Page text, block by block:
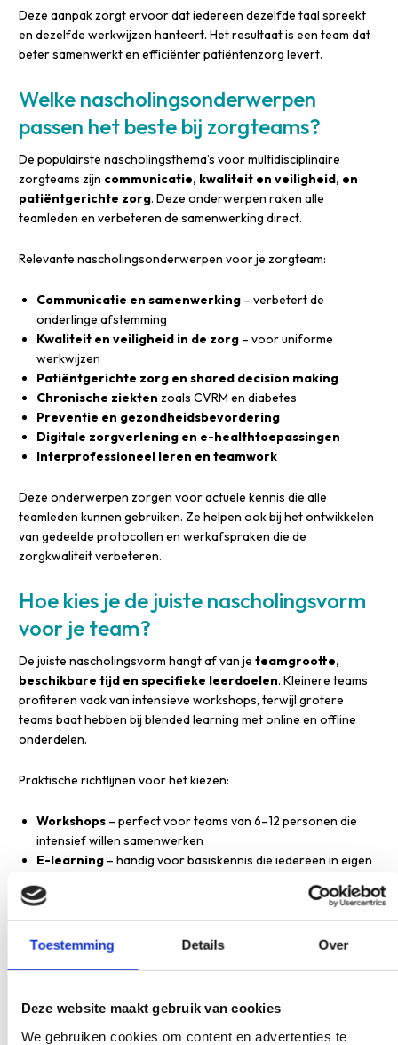
Toestemming Details Over
Deze website maakt gebruik van cookies
We gebruiken cookies om content en advertenties te
Deze aanpak zorgt ervoor dat iedereen dezelfde taal spreekt
en dezelfde werkwijzen hanteert. Het resultaat is een team dat
beter samenwerkt en efficiënter patiëntenzorg levert.
Welke nascholingsonderwerpen
passen het beste bij zorgteams?
De populairste nascholingsthema’s voor multidisciplinaire
zorgteams zijn communicatie, kwaliteit en veiligheid, en
patiëntgerichte zorg. Deze onderwerpen raken alle
teamleden en verbeteren de samenwerking direct.
Relevante nascholingsonderwerpen voor je zorgteam:
Communicatie en samenwerking – verbetert de
onderlinge afstemming
Kwaliteit en veiligheid in de zorg – voor uniforme
werkwijzen
Patiëntgerichte zorg en shared decision making
Chronische ziekten zoals CVRM en diabetes
Preventie en gezondheidsbevordering
Digitale zorgverlening en e-healthtoepassingen
Interprofessioneel leren en teamwork
Deze onderwerpen zorgen voor actuele kennis die alle
teamleden kunnen gebruiken. Ze helpen ook bij het ontwikkelen
van gedeelde protocollen en werkafspraken die de
zorgkwaliteit verbeteren.
Hoe kies je de juiste nascholingsvorm
voor je team?
De juiste nascholingsvorm hangt af van jeteamgrootte,
beschikbare tijd en specifieke leerdoelen. Kleinere teams
profiteren vaak van intensieve workshops, terwijl grotere
teams baat hebben bij blended learning met online en offline
onderdelen.
Praktische richtlijnen voor het kiezen:
Workshops – perfect voor teams van 6–12 personen die
intensief willen samenwerken
E-learning – handig voor basiskennis die iedereen in eigen
Blended learning
– combineert flexibiliteit met persoonlijke
interactie
Teamtrainingen
– ideaal voor het samen oefenen van
nieuwe werkwijzen
Denk ook aan praktische zaken zoals roosters, locatie en
budget. Een goede nascholingsvorm past bij jullie werkritme en